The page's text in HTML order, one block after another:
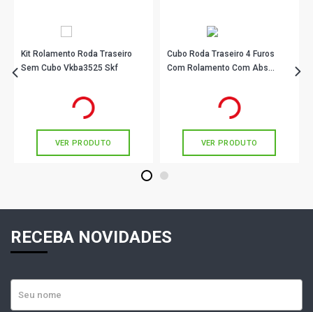
Kit Rolamento Roda Traseiro
Sem Cubo Vkba3525 Skf
em até 3x de
VER PRODUTO
Cubo Roda Traseiro 4 Furos
Com Rolamento Com Abs
em até 9x de
VER PRODUTO
1 2
RECEBA NOVIDADES